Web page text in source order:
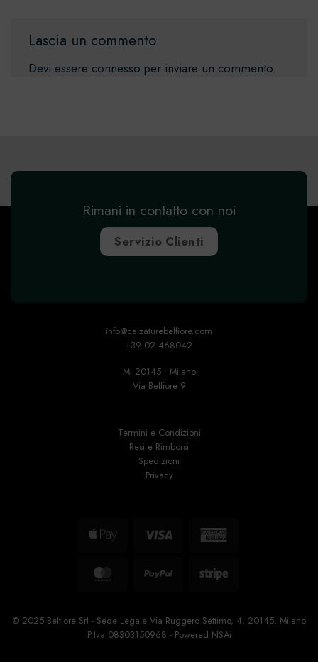
Lascia un commento
Devi essere connesso per inviare un commento.
Rimani in contatto con noi
Servizio Clienti
info@calzaturebelfiore.com
+39 02 468042
MI 20145 • Milano
Via Belfiore 9
Termini e Condizioni
Resi e Rimborsi
Spedizioni
Privacy
Apple
Visa
American
MasterCardPayPal Stripe
© 2025 Belfiore Srl - Sede Legale Via Ruggero Settimo, 4, 20145, Milano
P.Iva 08303150968 - Powered NSAi